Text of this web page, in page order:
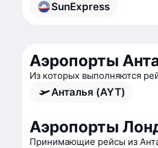
SunExpress
Аэропорты
Из которых выполняются
Анталья (AYT)
Аэропорты
Принимающие рейсы из